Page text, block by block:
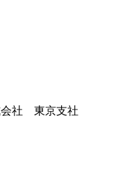
会社 東京支社